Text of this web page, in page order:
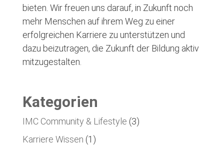
bieten. Wir freuen uns darauf, in Zukunft noch
mehr Menschen auf ihrem Weg zu einer
erfolgreichen Karriere zu unterstützen und
dazu beizutragen, die Zukunft der Bildung aktiv
mitzugestalten.
Kategorien
IMC Community & Lifestyle (3)
Karriere Wissen (1)